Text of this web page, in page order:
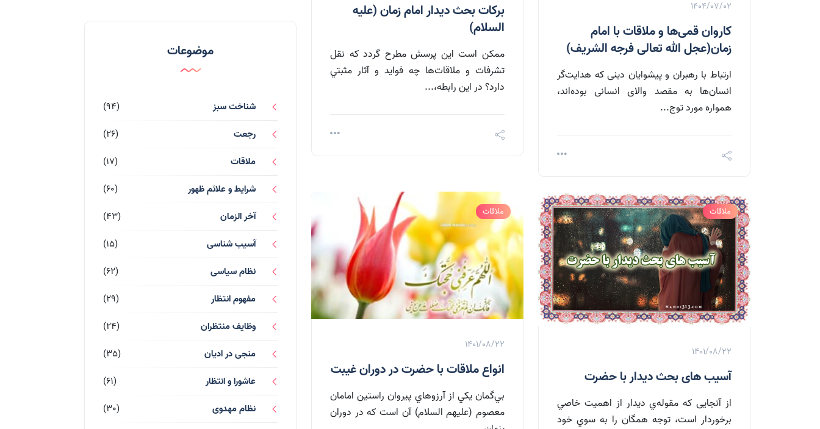
1404/07/02
کاروان قمی‌ها و ملاقات با امام
زمان(عجل الله تعالی فرجه الشریف)
ارتباط با رهبران و پیشوایان دینی که هدایت‌گر
انسان‌ها به مقصد والای انسانی بوده‌اند،
همواره مورد توج...
برکات بحث ديدار امام زمان (عليه
السلام)
ممکن است اين پرسش مطرح گردد که نقل
تشرفات و ملاقات‌ها چه فوايد و آثار مثبتي
دارد؟ در اين رابطه،...
ملاقات
1401/08/22
آسیب های بحث دیدار با حضرت
از آنجایی که مقوله‌ي ديدار از اهميت خاصي
برخوردار است، توجه همگان را به سوي خود
ملاقات
1401/08/22
انواع ملاقات با حضرت در دوران غیبت
بي‌گمان يکي از آرزوهاي پيروان راستين امامان
معصوم (علیهم السلام) آن است که در دوران
موضوعات
شناخت سبز
(94)
رجعت
(26)
ملاقات
(17)
شرایط و علائم ظهور
(60)
آخر الزمان
(43)
آسیب شناسی
(15)
نظام سیاسی
(62)
مفهوم انتظار
(29)
وظایف منتظران
(24)
منجی در ادیان
(35)
عاشورا و انتظار
(61)
نظام مهدوی
(30)